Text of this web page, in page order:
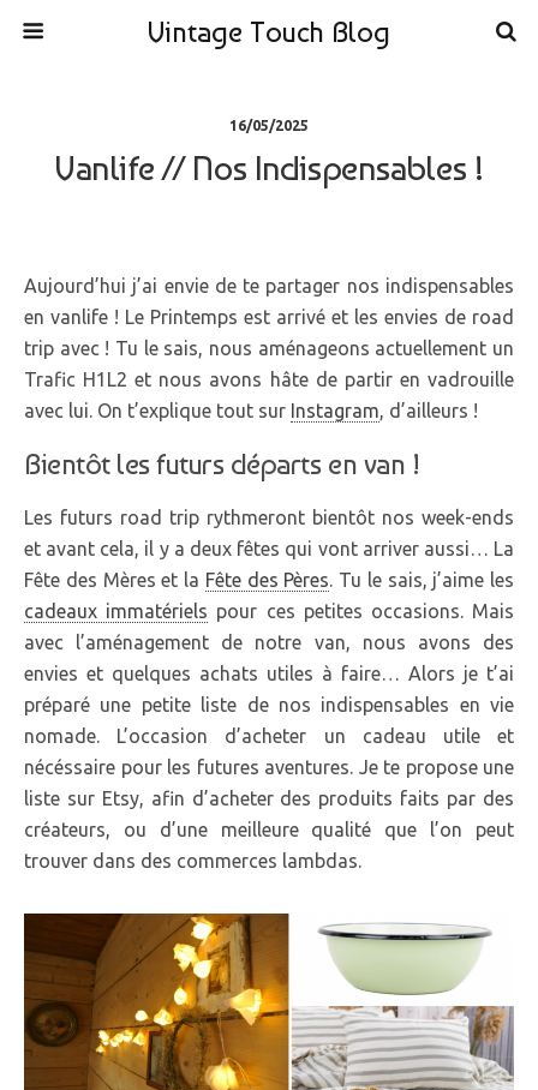
Vintage Touch Blog
16/05/2025
Vanlife // Nos Indispensables !
Aujourd’hui j’ai envie de te partager nos indispensables
en vanlife ! Le Printemps est arrivé et les envies de road
trip avec ! Tu le sais, nous aménageons actuellement un
Trafic H1L2 et nous avons hâte de partir en vadrouille
avec lui. On t’explique tout sur Instagram, d’ailleurs !
Bientôt les futurs départs en van !
Les futurs road trip rythmeront bientôt nos week-ends
et avant cela, il y a deux fêtes qui vont arriver aussi… La
Fête des Mères et la Fête des Pères. Tu le sais, j’aime les
cadeaux immatériels pour ces petites occasions. Mais
avec l’aménagement de notre van, nous avons des
envies et quelques achats utiles à faire… Alors je t’ai
préparé une petite liste de nos indispensables en vie
nomade. L’occasion d’acheter un cadeau utile et
nécéssaire pour les futures aventures. Je te propose une
liste sur Etsy, afin d’acheter des produits faits par des
créateurs, ou d’une meilleure qualité que l’on peut
trouver dans des commerces lambdas.